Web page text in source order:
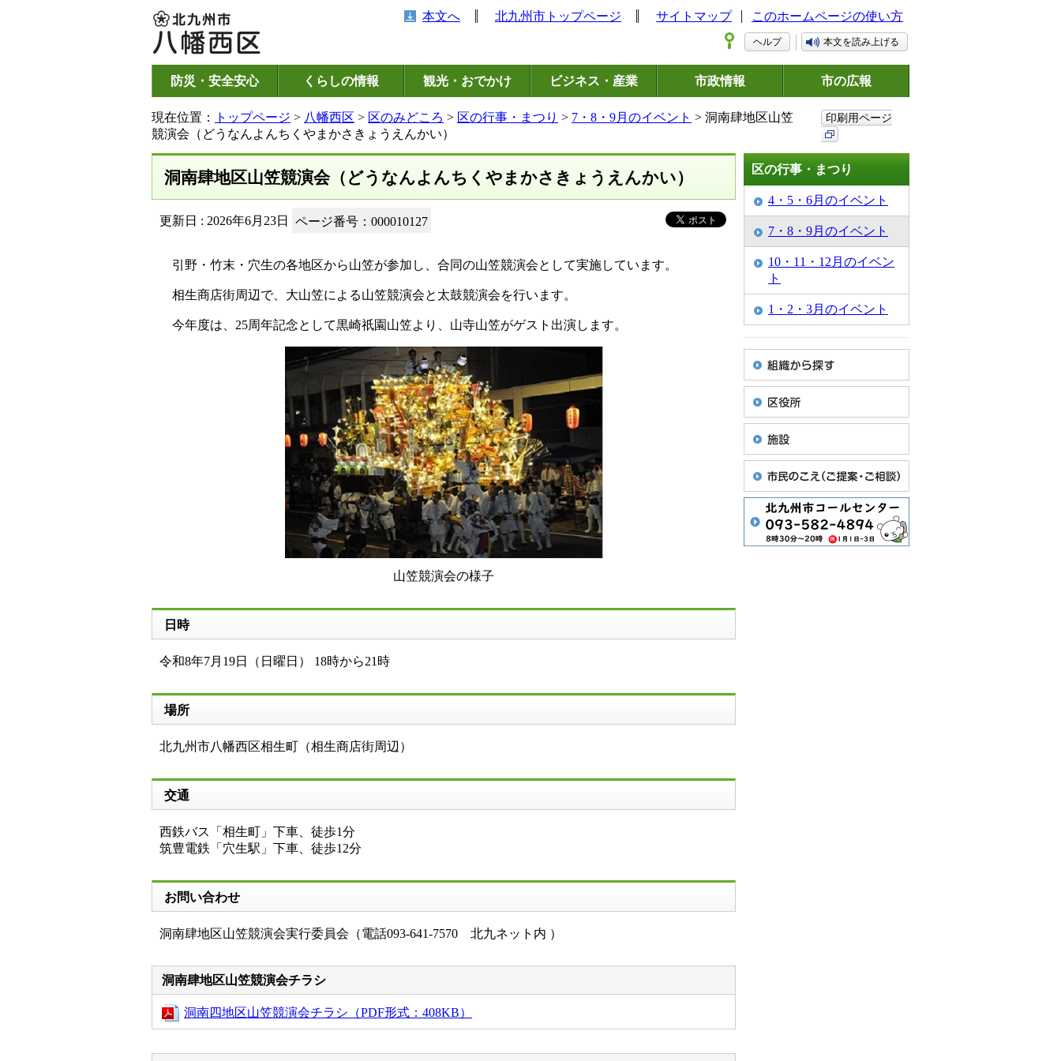
本文へ 北九州市トップページ サイトマップ このホームページの使い方
ヘルプ 本文を読み上げる
防災・安全安心 くらしの情報 観光・おでかけ ビジネス・産業 市政情報 市の広報
現在位置： トップページ > 八幡西区 > 区のみどころ > 区の行事・まつり > 7・8・9月のイベント > 洞南肆地区山笠
競演会（どうなんよんちくやまかさきょうえんかい）
印刷用ページ
洞南肆地区山笠競演会（どうなんよんちくやまかさきょうえんかい）
更新日 : 2026年6月23日 ページ番号：000010127
引野・竹末・穴生の各地区から山笠が参加し、合同の山笠競演会として実施しています。
相生商店街周辺で、大山笠による山笠競演会と太鼓競演会を行います。
今年度は、25周年記念として黒崎祇園山笠より、山寺山笠がゲスト出演します。
山笠競演会の様子
日時
令和8年7月19日（日曜日） 18時から21時
場所
北九州市八幡西区相生町（相生商店街周辺）
交通
西鉄バス「相生町」下車、徒歩1分
筑豊電鉄「穴生駅」下車、徒歩12分
お問い合わせ
洞南肆地区山笠競演会実行委員会（電話093-641-7570 北九ネット内 ）
洞南肆地区山笠競演会チラシ
洞南四地区山笠競演会チラシ（PDF形式：408KB）
区の行事・まつり
4・5・6月のイベント
7・8・9月のイベント
10・11・12月のイベン
ト
1・2・3月のイベント